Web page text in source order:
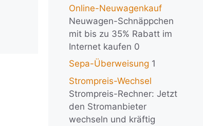
Online-Neuwagenkauf
Neuwagen-Schnäppchen
mit bis zu 35% Rabatt im
Internet kaufen 0
Sepa-Überweisung 1
Strompreis-Wechsel
Strompreis-Rechner: Jetzt
den Stromanbieter
wechseln und kräftig